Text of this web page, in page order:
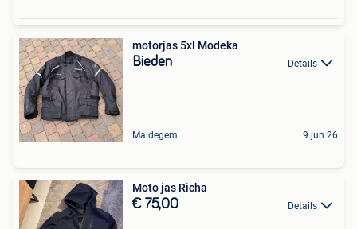
motorjas 5xl Modeka
Bieden Details
Maldegem 9 jun 26
Moto jas Richa
€ 75,00 Details